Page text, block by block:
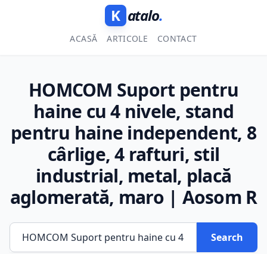
K atalo.
ACASĂ ARTICOLE CONTACT
HOMCOM Suport pentru
haine cu 4 nivele, stand
pentru haine independent, 8
cârlige, 4 rafturi, stil
industrial, metal, placă
aglomerată, maro | Aosom R
Search